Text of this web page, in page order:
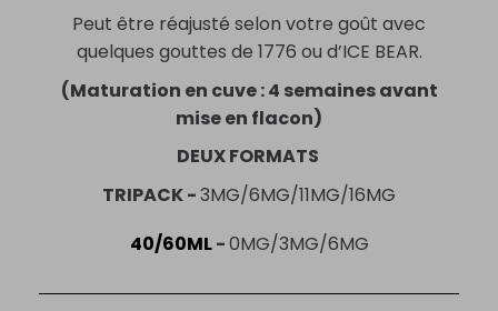
Peut être réajusté selon votre goût avec
quelques gouttes de 1776 ou d’ICE BEAR.
(Maturation en cuve : 4 semaines avant
mise en flacon)
DEUX FORMATS
TRIPACK -3MG/6MG/11MG/16MG
40/60ML-0MG/3MG/6MG